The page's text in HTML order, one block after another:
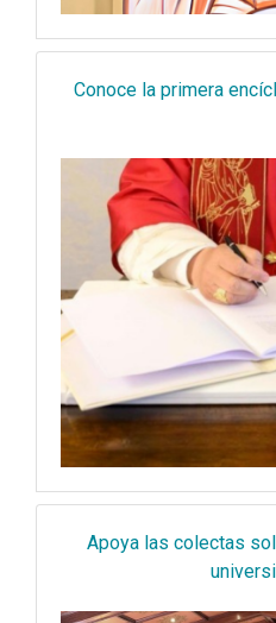
Conoce la primera
Apoya las colectas